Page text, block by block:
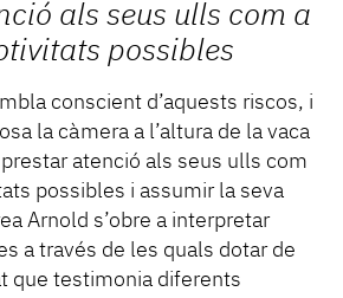
als seus ulls com a
possibles
conscient d’aquests riscos, i
la càmera a l’altura de la vaca
atenció als seus ulls com
possibles i assumir la seva
Arnold s’obre a interpretar
a través de les quals dotar de
que testimonia diferents